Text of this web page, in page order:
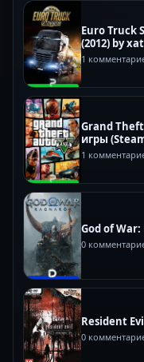
Euro Truck
(2012) by
1
Grand Theft
игры
1
God of
0
Resident
0